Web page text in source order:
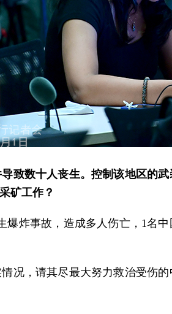
致数十人丧生。控制该地区的
矿工作？
爆炸事故，造成多人伤亡，1名
况，请其尽最大努力救治受伤